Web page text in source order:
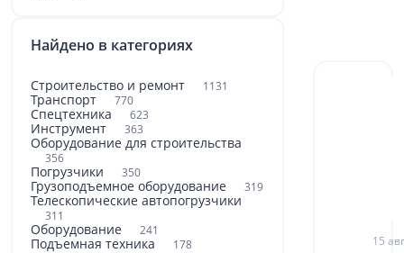
Найдено в категориях
Строительство и ремонт 1131
Транспорт 770
Спецтехника 623
Инструмент 363
Оборудование для строительства
356
Погрузчики 350
Грузоподъемное оборудование 319
Телескопические автопогрузчики
311
Оборудование 241
Подъемная техника 178 15